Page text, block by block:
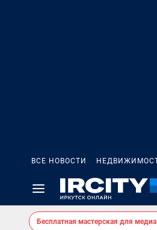
ВСЕ НОВОСТИ
Бесплатная мастерская для